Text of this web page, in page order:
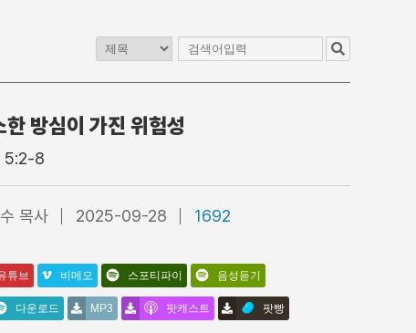
3청년부
5부 찬양팀
수어통역
한 방심이 가진 위험성
5:2-8
목사 2025-09-28 1692
튜브 비메오 스포티파이 음성듣기
다운로드 MP3 팟캐스트 팟빵